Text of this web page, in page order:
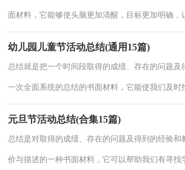
面材料，它能够使头脑更加清醒，目标更加明确，
幼儿园儿童节活动总结(通用15篇)
总结就是把一个时间段取得的成绩、存在的问题及
一次全面系统的总结的书面材料，它能使我们及时
元旦节活动总结(合集15篇)
总结是对取得的成绩、存在的问题及得到的经验和
价与描述的一种书面材料，它可以帮助我们有寻找